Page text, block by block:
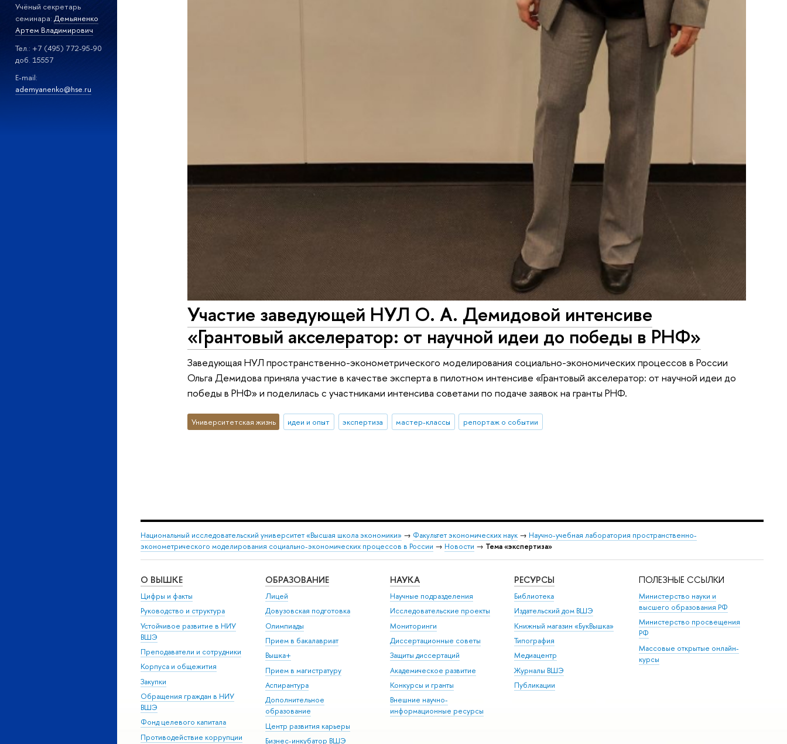
Учёный секретарь
семинара: Демьяненко
Артем Владимирович
Тел.: +7 (495) 772-95-90
доб. 15557
E-mail:
ademyanenko@hse.ru
Участие заведующей НУЛ О. А. Демидовой интенсиве
«Грантовый акселератор: от научной идеи до победы в РНФ»
Заведующая НУЛ пространственно-эконометрического моделирования социально-экономических процессов в России
Ольга Демидова приняла участие в качестве эксперта в пилотном интенсиве «Грантовый акселератор: от научной идеи до
победы в РНФ» и поделилась с участниками интенсива советами по подаче заявок на гранты РНФ.
Университетская жизнь идеи и опыт экспертиза мастер-классы репортаж о событии
Национальный исследовательский университет «Высшая школа экономики» → Факультет экономических наук → Научно-учебная лаборатория пространственно-
эконометрического моделирования социально-экономических процессов в России → Новости → Тема «экспертиза»
О ВЫШКЕ
Цифры и факты
Руководство и структура
Устойчивое развитие в НИУ
ВШЭ
Преподаватели и сотрудники
Корпуса и общежития
Закупки
Обращения граждан в НИУ
ВШЭ
Фонд целевого капитала
Противодействие коррупции
ОБРАЗОВАНИЕ
Лицей
Довузовская подготовка
Олимпиады
Прием в бакалавриат
Вышка+
Прием в магистратуру
Аспирантура
Дополнительное
образование
Центр развития карьеры
Бизнес-инкубатор ВШЭ
НАУКА
Научные подразделения
Исследовательские проекты
Мониторинги
Диссертационные советы
Защиты диссертаций
Академическое развитие
Конкурсы и гранты
Внешние научно-
информационные ресурсы
РЕСУРСЫ
Библиотека
Издательский дом ВШЭ
Книжный магазин «БукВышка»
Типография
Медиацентр
Журналы ВШЭ
Публикации
ПОЛЕЗНЫЕ ССЫЛКИ
Министерство науки и
высшего образования РФ
Министерство просвещения
РФ
Массовые открытые онлайн-
курсы